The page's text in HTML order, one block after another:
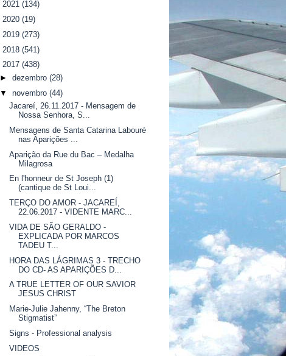
2021 (134)
2020 (19)
2019 (273)
2018 (541)
2017 (438)
► dezembro (28)
▼ novembro (44)
Jacareí, 26.11.2017 - Mensagem de
Nossa Senhora, S...
Mensagens de Santa Catarina Labouré
nas Aparições ...
Aparição da Rue du Bac – Medalha
Milagrosa
En l'honneur de St Joseph (1)
(cantique de St Loui...
TERÇO DO AMOR - JACAREÍ,
22.06.2017 - VIDENTE MARC...
VIDA DE SÃO GERALDO -
EXPLICADA POR MARCOS
TADEU T...
HORA DAS LÁGRIMAS 3 - TRECHO
DO CD- AS APARIÇÕES D...
A TRUE LETTER OF OUR SAVIOR
JESUS CHRIST
Marie-Julie Jahenny, “The Breton
Stigmatist”
Signs - Professional analysis
VIDEOS